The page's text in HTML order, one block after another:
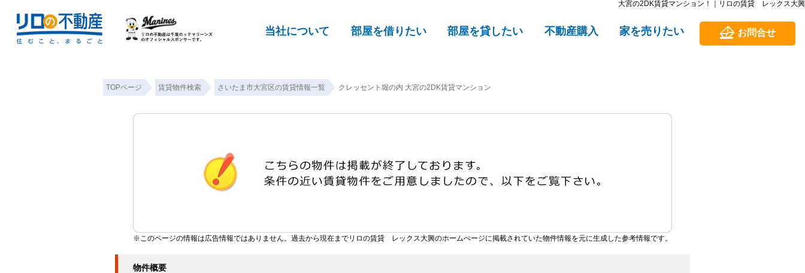
大宮の2DK賃貸マンション！｜リロの賃貸 レックス大興
当社について 部屋を借りたい 部屋を貸したい 不動産購入 家を売りたい お問合せ
TOPページ 賃貸物件検索 さいたま市大宮区の賃貸情報一覧 クレッセント堀の内 大宮の2DK賃貸マンション
※このページの情報は広告情報ではありません。過去から現在までリロの賃貸 レックス大興のホームぺージに掲載されていた物件情報を元に生成した参考情報です。
物件概要